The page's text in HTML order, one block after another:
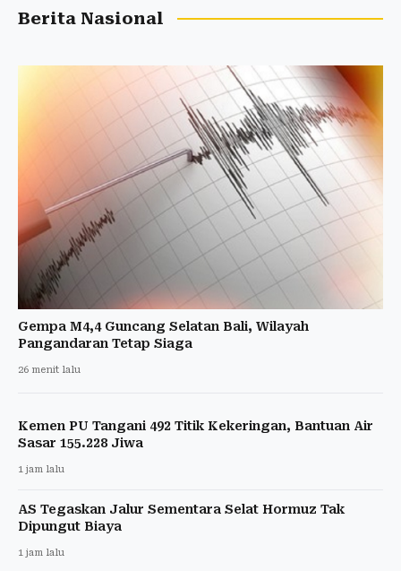
Berita Nasional
Gempa M4,4 Guncang Selatan Bali, Wilayah
Pangandaran Tetap Siaga
26 menit lalu
Kemen PU Tangani 492 Titik Kekeringan, Bantuan Air
Sasar 155.228 Jiwa
1 jam lalu
AS Tegaskan Jalur Sementara Selat Hormuz Tak
Dipungut Biaya
1 jam lalu